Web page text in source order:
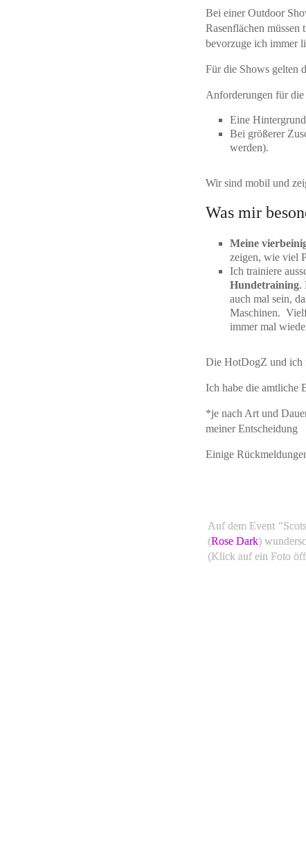
Bei einer Outdoor
Rasenflächen
bevorzuge ich immer
Für die Shows gelten
Anforderungen für
Eine
Bei größerer
werden).
Wir sind mobil und
Was mir
Meine
zeigen, wie viel
Ich trainiere
Hundetraining.
auch mal sein,
Maschinen.
immer mal
Die HotDogZ und ich
Ich habe die amtliche
*je nach Art und
meiner Entscheidung
Einige
Auf dem Event
(Rose Dark)
(Klick auf ein Foto